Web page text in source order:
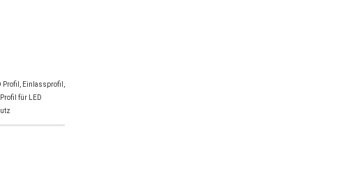
Profil, Einlassprofil,
für LED